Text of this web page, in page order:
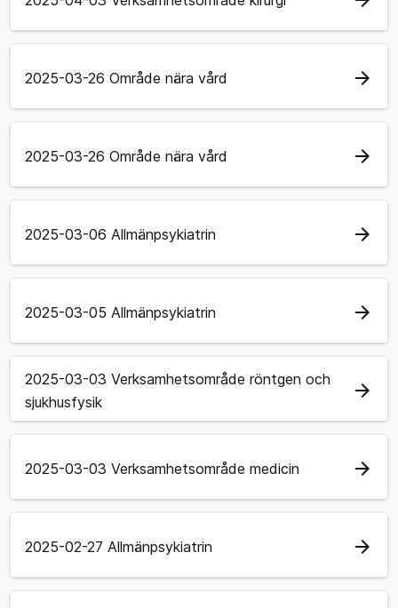
2025-03-26 Område nära vård arrow_forward
2025-03-26 Område nära vård arrow_forward
2025-03-06 Allmänpsykiatrin arrow_forward
2025-03-05 Allmänpsykiatrin arrow_forward
2025-03-03 Verksamhetsområde röntgen och
sjukhusfysik
arrow_forward
2025-03-03 Verksamhetsområde medicin arrow_forward
2025-02-27 Allmänpsykiatrin arrow_forward